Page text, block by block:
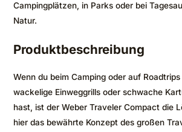
Campingplätzen, in Parks oder bei
Natur.
Produktbeschreibung
Wenn du beim Camping oder auf
wackelige Einweggrills oder schwache
hast, ist der Weber Traveler Compact die
hier das bewährte Konzept des großen